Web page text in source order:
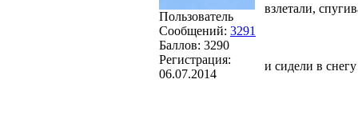
Пользователь
Сообщений: 3291
Баллов: 3290
Регистрация:
06.07.2014
взлетали,
и сидели в